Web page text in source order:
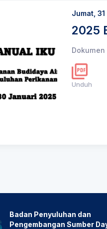
Jumat,
2025
Unduh
Badan Penyuluhan dan
Pengembangan Sumber